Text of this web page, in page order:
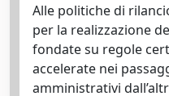
Alle politiche di
per la realizzazione
fondate su regole
accelerate nei
amministrativi